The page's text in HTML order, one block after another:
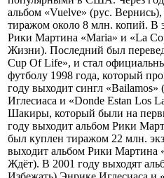
альбом «Vuelve» (рус.
тиражом около 8 млн. копий. В
Рики Мартина «Maria» и «La
Жизни). Последний был
Cup Of Life», и стал
футболу 1998 года, который
году выходит сингл
Иглесиаса и «Donde Estan Los
Шакиры, который были на
году выходит альбом Рики
был куплен тиражом 22 млн.
выходит альбом Рики Мартина
Ждёт). В 2001 году выходят